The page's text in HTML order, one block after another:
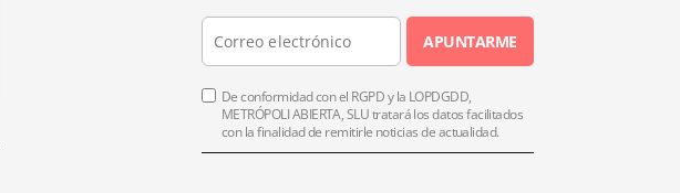
APUNTARME
De conformidad con el RGPD y la LOPDGDD,
METRÓPOLI ABIERTA, SLU tratará los datos facilitados
con la finalidad de remitirle noticias de actualidad.